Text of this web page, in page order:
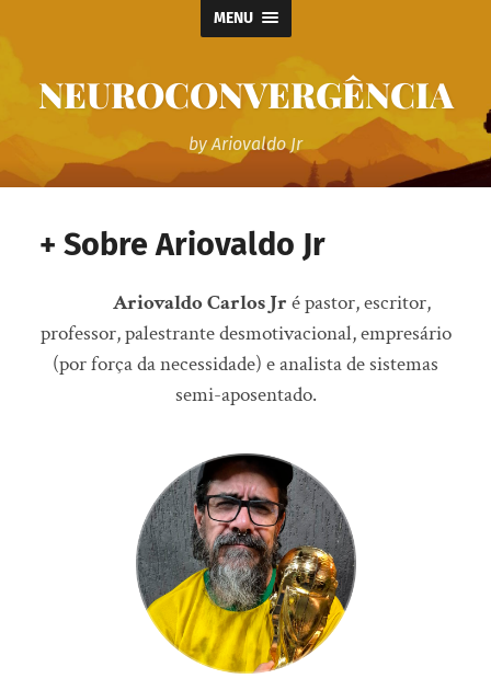
MENU
NEUROCONVERGÊNCIA
by Ariovaldo Jr
+ Sobre Ariovaldo Jr
Ariovaldo Carlos Jr é pastor, escritor,
professor, palestrante desmotivacional, empresário
(por força da necessidade) e analista de sistemas
semi-aposentado.